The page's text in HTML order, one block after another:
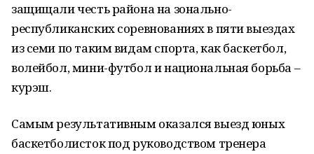
защищали честь района на зонально-
республиканских соревнованиях в пяти выездах
из семи по таким видам спорта, как баскетбол,
волейбол, мини-футбол и национальная борьба –
курэш.
Самым результативным оказался выезд юных
баскетболисток под руководством тренера